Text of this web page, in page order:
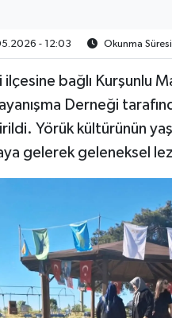
- 12:03 Okunma
ilçesine bağlı Kurşunlu
Derneği
Yörük kültürünün
gelerek geleneksel